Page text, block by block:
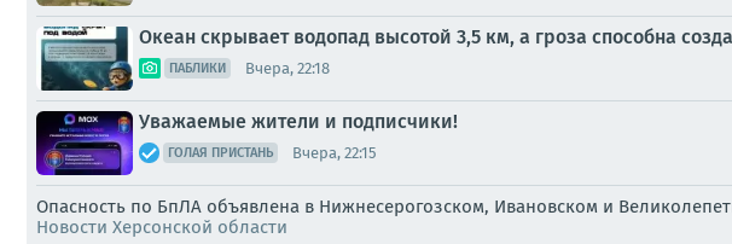
Океан скрывает водопад высотой 3,5 км, а гроза способна
ПАБЛИКИ Вчера, 22:18
Уважаемые жители и подписчики!
ГОЛАЯ ПРИСТАНЬ Вчера, 22:15
Опасность по БпЛА объявлена в Нижнесерогозском, Ивановском и
Новости Херсонской области